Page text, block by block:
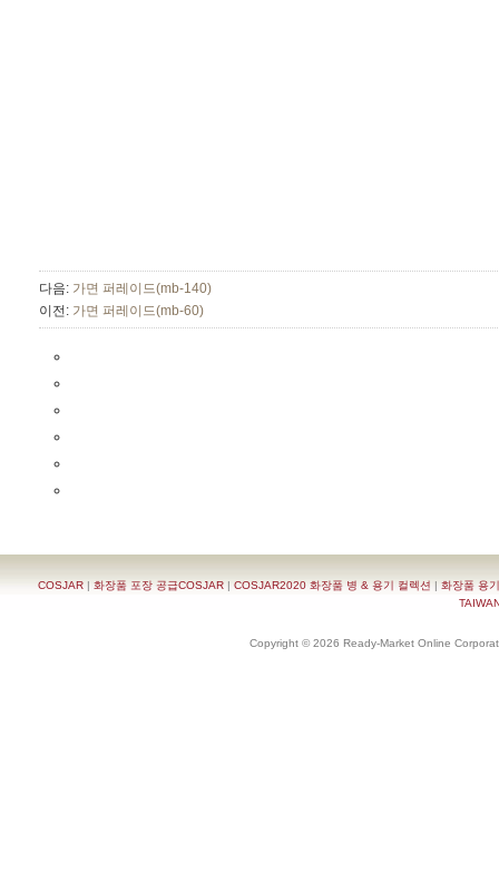
다음: 가면 퍼레이드(mb-140)
이전: 가면 퍼레이드(mb-60)
COSJAR | 화장품 포장 공급COSJAR | COSJAR2020 화장품 병 & 용기 컬렉션 | 화장품 용
Copyright © 2026 Ready-Market Online